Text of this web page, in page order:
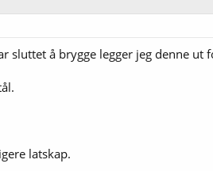
sluttet å brygge legger jeg denne ut
latskap.